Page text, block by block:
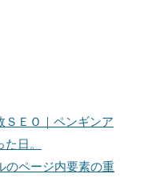
ＳＥＯ｜ペンギンア
日。